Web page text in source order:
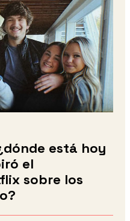
está hoy
el
sobre los